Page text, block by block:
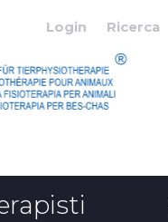
Login Ricerca